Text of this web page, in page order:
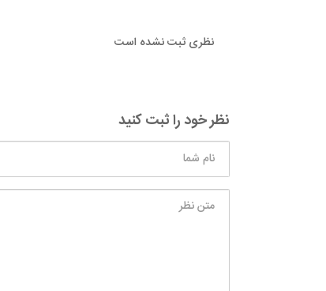
نظری ثبت نشده است
نظر خود را ثبت کنید